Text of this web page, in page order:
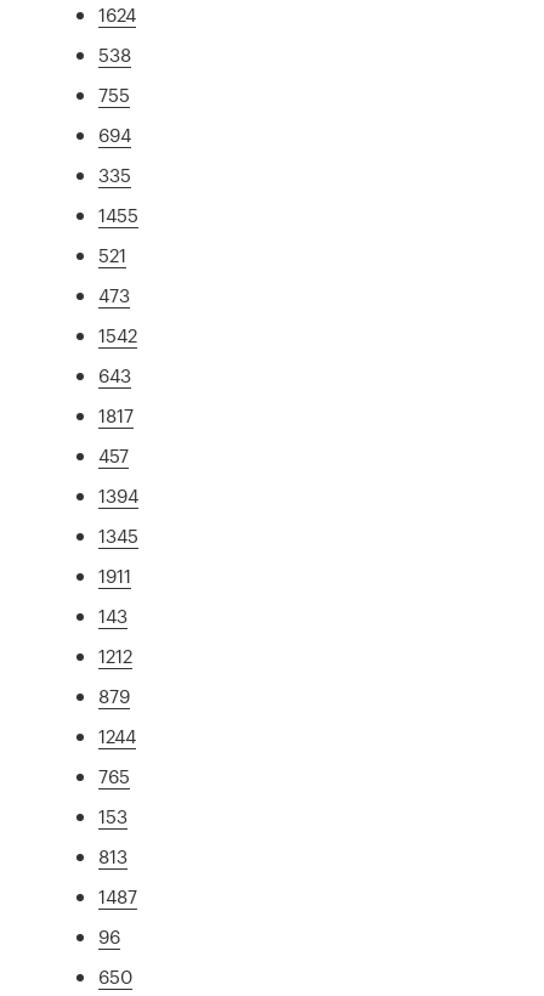
1624
538
755
694
335
1455
521
473
1542
643
1817
457
1394
1345
1911
143
1212
879
1244
765
153
813
1487
96
650